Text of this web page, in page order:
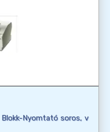
Nyomtató soros, v